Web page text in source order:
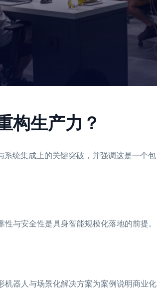
构生产力？
统集成上的关键突破，并强调这是一个包
与安全性是具身智能规模化落地的前提。
器人与场景化解决方案为案例说明商业化